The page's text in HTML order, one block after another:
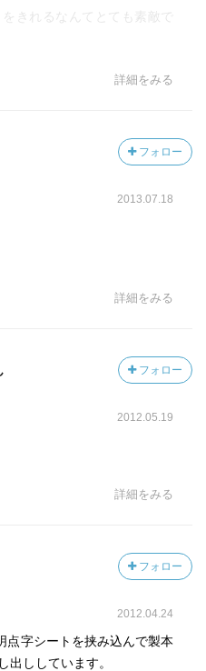
きれるなんてとても素敵で
詳細をみる
フォロー
2013.07.18
詳細をみる
フォロー
2012.05.19
詳細をみる
フォロー
2012.04.24
点字シートを挟み込んで製本
出ししています。